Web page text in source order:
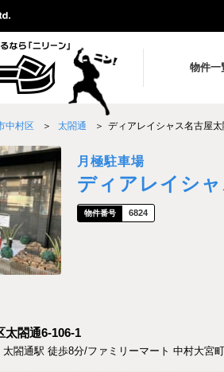
物件一
中村区 太閤通 ディアレイシャス名古屋
月極駐車場
ディアレイシ
6824
太閤通6-106-1
閤通駅 徒歩8分/ファミリーマート 中村大宮